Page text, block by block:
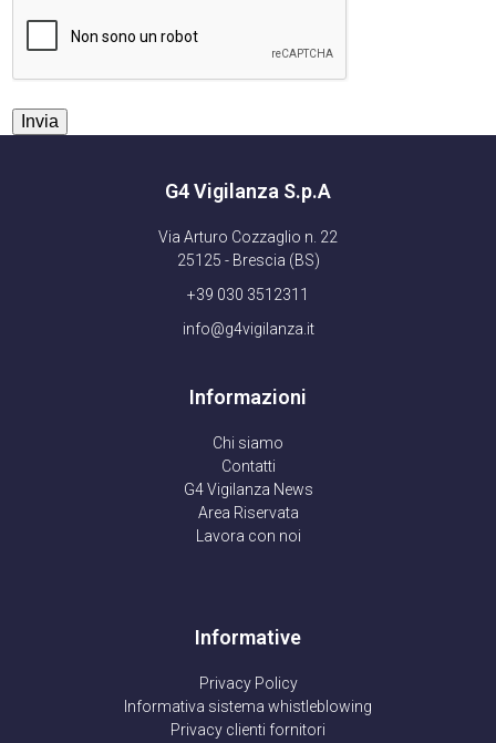
G4 Vigilanza S.p.A
Via Arturo Cozzaglio n. 22
25125 - Brescia (BS)
+39 030 3512311
info@g4vigilanza.it
Informazioni
Chi siamo
Contatti
G4 Vigilanza News
Area Riservata
Lavora con noi
Informative
Privacy Policy
Informativa sistema whistleblowing
Privacy clienti fornitori